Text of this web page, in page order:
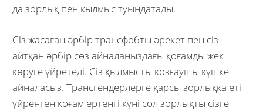
да зорлық пен қылмыс туындатады.
Сіз жасаған әрбір трансфобты әрекет пен сіз
айтқан әрбір сөз айналаңыздағы қоғамды жек
көруге үйретеді. Сіз қылмысты қозғаушы күшке
айналасыз. Трансгендерлерге қарсы зорлыққа еті
үйренген қоғам ертеңгі күні сол зорлықты сізге